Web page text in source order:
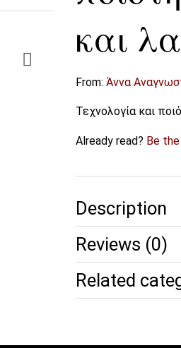
και
From: Άννα
Τεχνολογία και
Already read? Be
Description
Reviews (0)
Related